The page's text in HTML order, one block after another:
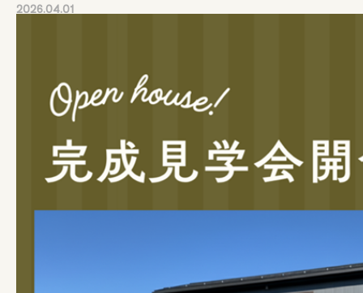
2026.04.01